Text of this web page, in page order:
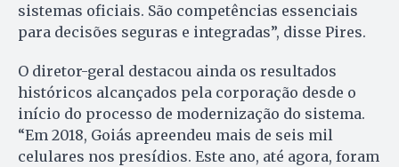
sistemas oficiais. São competências essenciais
para decisões seguras e integradas”, disse Pires.
O diretor-geral destacou ainda os resultados
históricos alcançados pela corporação desde o
início do processo de modernização do sistema.
“Em 2018, Goiás apreendeu mais de seis mil
celulares nos presídios. Este ano, até agora, foram